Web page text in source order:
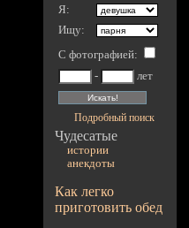
Я:
Ищу:
С фотографией:
-
лет
Подробный поиск
Чудесатые
истории
анекдоты
Как легко
приготовить обед